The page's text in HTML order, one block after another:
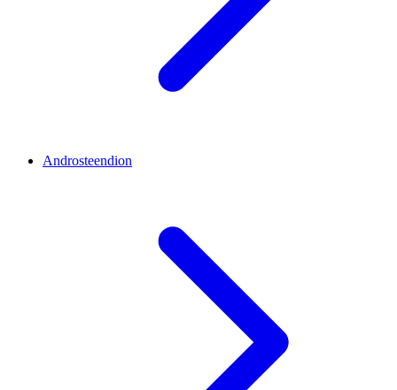
Androsteendion